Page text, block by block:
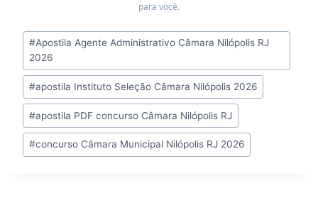
para você.
Tags
do
Post:
#Apostila Agente Administrativo Câmara Nilópolis RJ
2026
#apostila Instituto Seleção Câmara Nilópolis 2026
#apostila PDF concurso Câmara Nilópolis RJ
#concurso Câmara Municipal Nilópolis RJ 2026